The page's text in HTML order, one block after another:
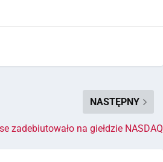
NASTĘPNY
zadebiutowało na giełdzie NASDAQ